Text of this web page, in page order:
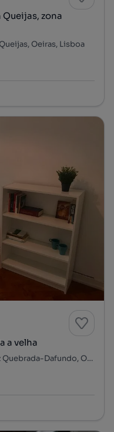
zona
Oeiras, Lisboa
a velha
Algés, Algés, Linda-a-Velha e Cruz Quebrada-Dafundo, Oeiras, Lisboa